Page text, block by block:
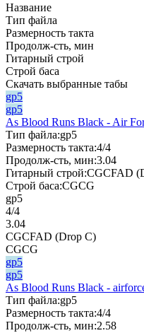
Название
Тип файла
Размерность такта
Продолж-сть, мин
Гитарный строй
Строй баса
Скачать выбранные табы
gp5
gp5
As Blood Runs Black - Air
Тип файла:gp5
Размерность такта:4/4
Продолж-сть, мин:3.04
Гитарный строй:CGCFAD
Строй баса:CGCG
gp5
4/4
3.04
CGCFAD (Drop C)
CGCG
gp5
gp5
As Blood Runs Black -
Тип файла:gp5
Размерность такта:4/4
Продолж-сть, мин:2.58